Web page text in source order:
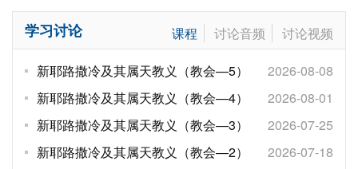
学习讨论 课程 讨论音频 讨论视频
新耶路撒冷及其属天教义（教会—5）
2026-08-08
新耶路撒冷及其属天教义（教会—4）
2026-08-01
新耶路撒冷及其属天教义（教会—3）
2026-07-25
新耶路撒冷及其属天教义（教会—2）
2026-07-18